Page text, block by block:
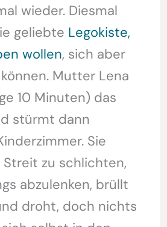
wieder. Diesmal
geliebte Legokiste,
wollen, sich aber
Mutter Lena
10 Minuten) das
stürmt dann
Sie
zu schlichten,
abzulenken, brüllt
droht, doch nichts